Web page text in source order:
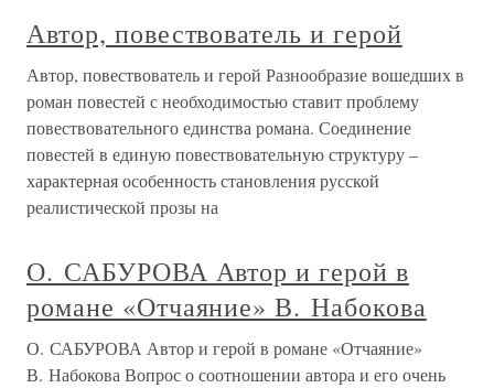
Автор, повествователь и герой
Автор, повествователь и герой Разнообразие вошедших в
роман повестей с необходимостью ставит проблему
повествовательного единства романа. Соединение
повестей в единую повествовательную структуру –
характерная особенность становления русской
реалистической прозы на
О. САБУРОВА Автор и герой в
романе «Отчаяние» В. Набокова
О. САБУРОВА Автор и герой в романе «Отчаяние»
В. Набокова Вопрос о соотношении автора и его очень